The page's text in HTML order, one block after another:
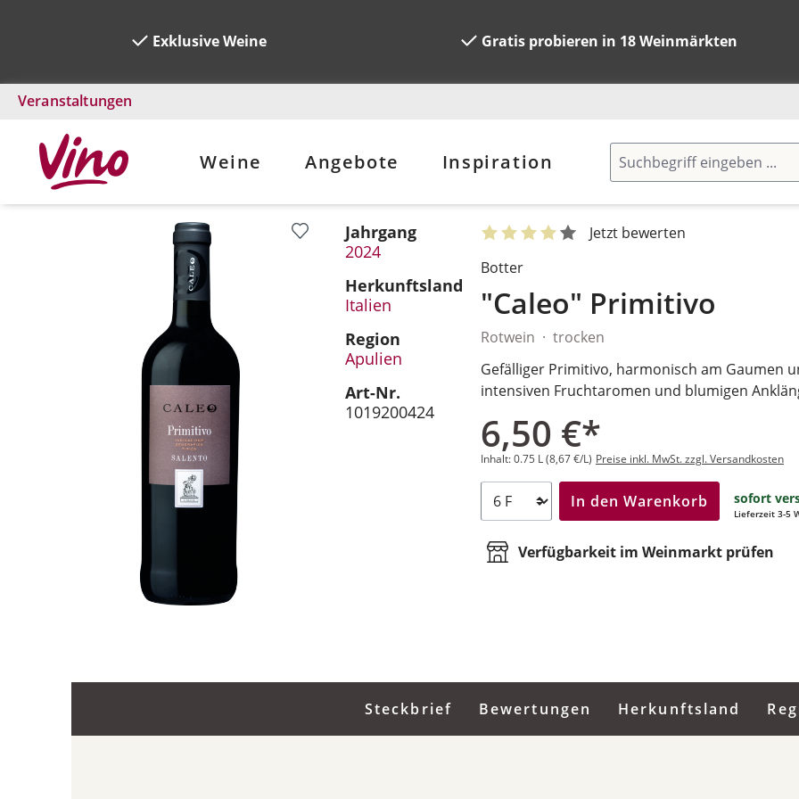
Exklusive Weine Gratis probieren in 18 Weinmärkten
Veranstaltungen
Weine Angebote Inspiration
Bildergalerie überspringen
Jahrgang
2024
Herkunftsland
Italien
Region
Apulien
Art-Nr.
1019200424
Jetzt bewerten
Botter
"Caleo" Primitivo
Rotwein
trocken
Gefälliger Primitivo, harmonisch am Gaumen
intensiven Fruchtaromen und blumigen
6,50 €*
Inhalt:0.75 L(8,67 €/L) Preise inkl. MwSt. zzgl. Versandkosten
In den Warenkorb sofort
Lieferzeit 3-5
Verfügbarkeit im Weinmarkt prüfen
Steckbrief Bewertungen Herkunftsland